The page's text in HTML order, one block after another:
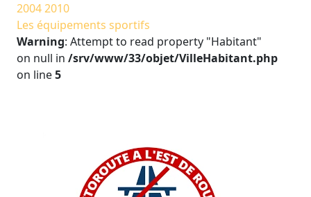
20042010
Les équipements sportifs
Warning: Attempt to read property "Habitant"
on null in /srv/www/33/objet/VilleHabitant.php
on line5